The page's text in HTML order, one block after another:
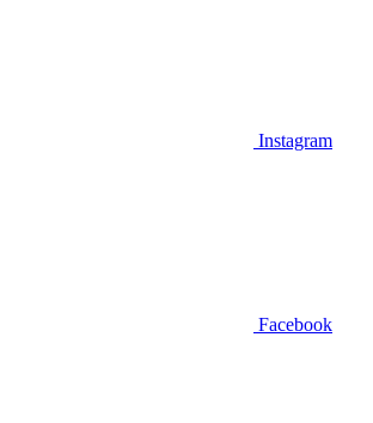
Instagram
Facebook